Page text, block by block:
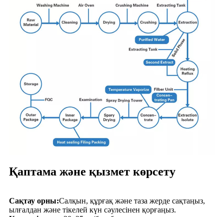
Қаптама және қызмет көрсету
Сақтау орны:Салқын, құрғақ және таза жерде сақтаңыз,
ылғалдан және тікелей күн сәулесінен қорғаңыз.